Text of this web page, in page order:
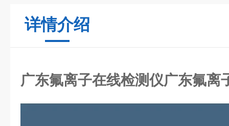
详情介绍
广东氟离子在线检测仪广东氟离